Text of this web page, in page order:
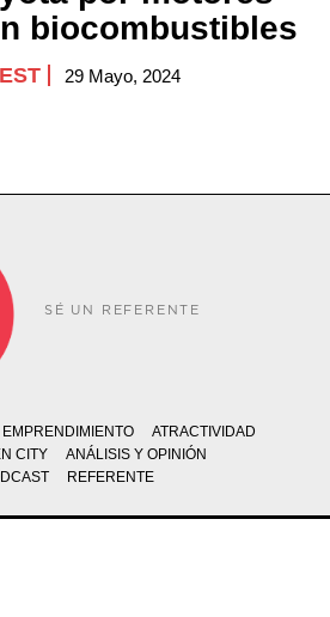
biocombustibles
29 Mayo, 2024
SÉ UN REFERENTE
EMPRENDIMIENTO
ATRACTIVIDAD
CITY
ANÁLISIS Y OPINIÓN
REFERENTE